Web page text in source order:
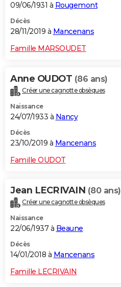
09/06/1931 à Rougemont
Décès
28/11/2019 à Mancenans
Famille MARSOUDET
Anne OUDOT (86 ans)
Créer une cagnotte obsèques
Naissance
24/07/1933 à Nancy
Décès
23/10/2019 à Mancenans
Famille OUDOT
Jean LECRIVAIN (80 ans)
Créer une cagnotte obsèques
Naissance
22/06/1937 à Beaune
Décès
14/01/2018 à Mancenans
Famille LECRIVAIN